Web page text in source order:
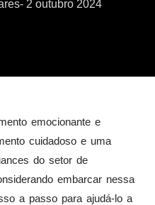
- 2 outubro 2024
emocionante e
cuidadoso e uma
do setor de
embarcar nessa
a passo para ajudá-lo a